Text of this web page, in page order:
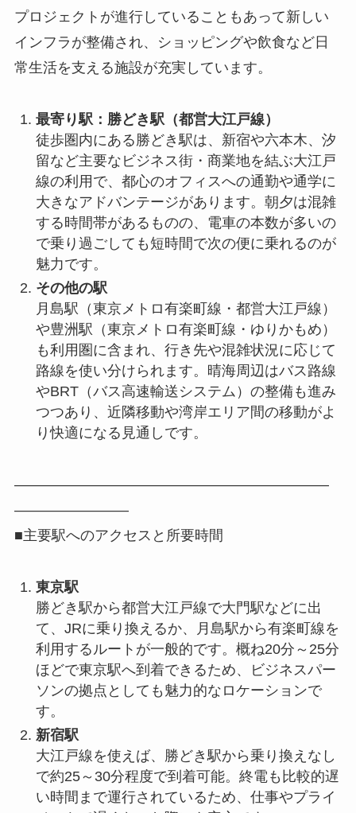
プロジェクトが進行していることもあって新しい
インフラが整備され、ショッピングや飲食など日
常生活を支える施設が充実しています。
最寄り駅：勝どき駅（都営大江戸線）
徒歩圏内にある勝どき駅は、新宿や六本木、汐
留など主要なビジネス街・商業地を結ぶ大江戸
線の利用で、都心のオフィスへの通勤や通学に
大きなアドバンテージがあります。朝夕は混雑
する時間帯があるものの、電車の本数が多いの
で乗り過ごしても短時間で次の便に乗れるのが
魅力です。
その他の駅
月島駅（東京メトロ有楽町線・都営大江戸線）
や豊洲駅（東京メトロ有楽町線・ゆりかもめ）
も利用圏に含まれ、行き先や混雑状況に応じて
路線を使い分けられます。晴海周辺はバス路線
やBRT（バス高速輸送システム）の整備も進み
つつあり、近隣移動や湾岸エリア間の移動がよ
り快適になる見通しです。
――――――――――――――――――――――
――――――――
■主要駅へのアクセスと所要時間
東京駅
勝どき駅から都営大江戸線で大門駅などに出
て、JRに乗り換えるか、月島駅から有楽町線を
利用するルートが一般的です。概ね20分～25分
ほどで東京駅へ到着できるため、ビジネスパー
ソンの拠点としても魅力的なロケーションで
す。
新宿駅
大江戸線を使えば、勝どき駅から乗り換えなし
で約25～30分程度で到着可能。終電も比較的遅
い時間まで運行されているため、仕事やプライ